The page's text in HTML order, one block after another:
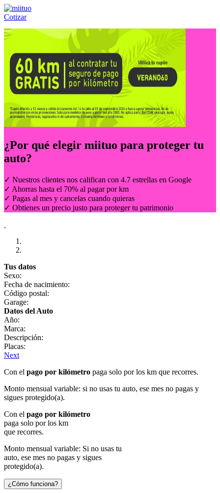
Cotizar
Llámanos al:(55) 84-21-05-00 ó
¿Por qué elegir miituo para proteger tu
auto?
✓ Nuestros clientes nos califican con 4.7 estrellas en Google
✓ Ahorras hasta el 70% al pagar por km
✓ Pagas al mes y cancelas cuando quieras
✓ Obtienes un precio justo para proteger tu patrimonio
Tus datos
Sexo:
Fecha de nacimiento:
Código postal:
Garage:
Datos del Auto
Año:
Marca:
Descripción:
Placas:
Next
Con el pago por kilómetro paga solo por los km que recorres.
Monto mensual variable: si no usas tu auto, ese mes no pagas y
sigues protegido(a).
Con el pago por kilómetro
paga solo por los km
que recorres.
Monto mensual variable: Si no usas tu
auto, ese mes no pagas y sigues
protegido(a).
¿Cómo funciona?